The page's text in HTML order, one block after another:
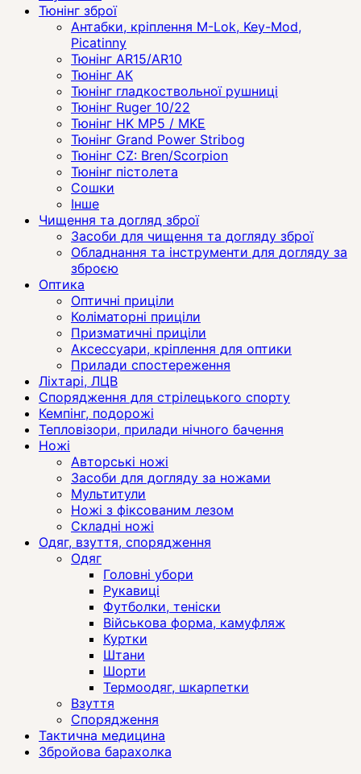
Тюнінг зброї
Антабки, кріплення M-Lok, Key-Mod,
Picatinny
Тюнінг AR15/AR10
Тюнінг АК
Тюнінг гладкоствольної рушниці
Тюнінг Ruger 10/22
Тюнінг HK MP5 / MKE
Тюнінг Grand Power Stribog
Тюнінг CZ: Bren/Scorpion
Тюнінг пістолета
Сошки
Інше
Чищення та догляд зброї
Засоби для чищення та догляду зброї
Обладнання та інструменти для догляду за
зброєю
Оптика
Оптичні приціли
Коліматорні приціли
Призматичні приціли
Аксессуари, кріплення для оптики
Прилади спостереження
Ліхтарі, ЛЦВ
Спорядження для стрілецького спорту
Кемпінг, подорожі
Тепловізори, прилади нічного бачення
Ножі
Авторські ножі
Засоби для догляду за ножами
Мультитули
Ножі з фіксованим лезом
Складні ножі
Одяг, взуття, спорядження
Одяг
Головні убори
Рукавиці
Футболки, теніски
Військова форма, камуфляж
Куртки
Штани
Шорти
Термоодяг, шкарпетки
Взуття
Спорядження
Тактична медицина
Збройова барахолка